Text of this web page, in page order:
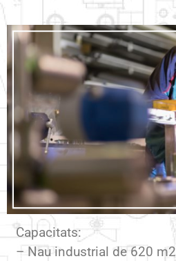
Capacitats:
– Nau industrial de 620 m2